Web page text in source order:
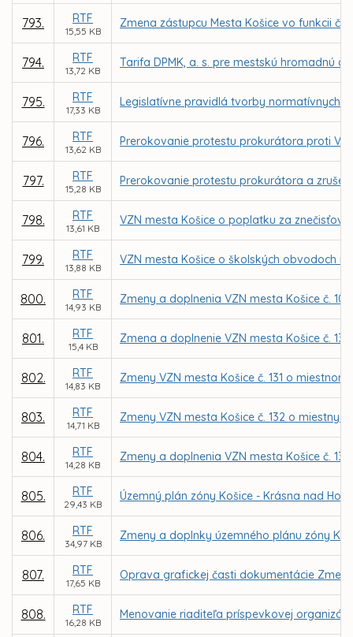
793. RTF
15,55 KB
Zmena zástupcu Mesta Košice vo funkcii
794. RTF
13,72 KB
Tarifa DPMK, a. s. pre mestskú hromadnú
795. RTF
17,33 KB
Legislatívne pravidlá tvorby normatívnych
796. RTF
13,62 KB
Prerokovanie protestu prokurátora proti
797. RTF
15,28 KB
Prerokovanie protestu prokurátora a
798. RTF
13,61 KB
VZN mesta Košice o poplatku za
799. RTF
13,88 KB
VZN mesta Košice o školských obvodoch
800. RTF
14,93 KB
Zmeny a doplnenia VZN mesta Košice č.
801. RTF
15,4 KB
Zmena a doplnenie VZN mesta Košice č.
802. RTF
14,83 KB
Zmeny VZN mesta Košice č. 131 o
803. RTF
14,71 KB
Zmeny VZN mesta Košice č. 132 o
804. RTF
14,28 KB
Zmeny a doplnenia VZN mesta Košice č.
805. RTF
29,43 KB
Územný plán zóny Košice - Krásna nad
806. RTF
34,97 KB
Zmeny a doplnky územného plánu zóny
807. RTF
17,65 KB
Oprava grafickej časti dokumentácie
808. RTF
16,28 KB
Menovanie riaditeľa príspevkovej